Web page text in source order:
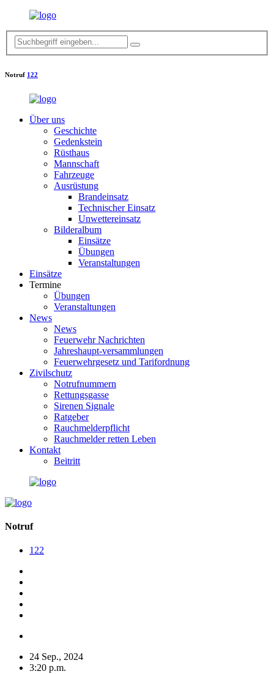
Notruf 122
Über uns
Geschichte
Gedenkstein
Rüsthaus
Mannschaft
Fahrzeuge
Ausrüstung
Brandeinsatz
Technischer Einsatz
Unwettereinsatz
Bilderalbum
Einsätze
Übungen
Veranstaltungen
Einsätze
Termine
Übungen
Veranstaltungen
News
News
Feuerwehr Nachrichten
Jahreshaupt-versammlungen
Feuerwehrgesetz und Tarifordnung
Zivilschutz
Notrufnummern
Rettungsgasse
Sirenen Signale
Ratgeber
Rauchmelderpflicht
Rauchmelder retten Leben
Kontakt
Beitritt
Notruf
122
24 Sep., 2024
3:20 p.m.